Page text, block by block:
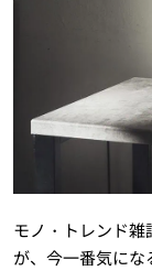
モノ・トレンド
が、今一番気に